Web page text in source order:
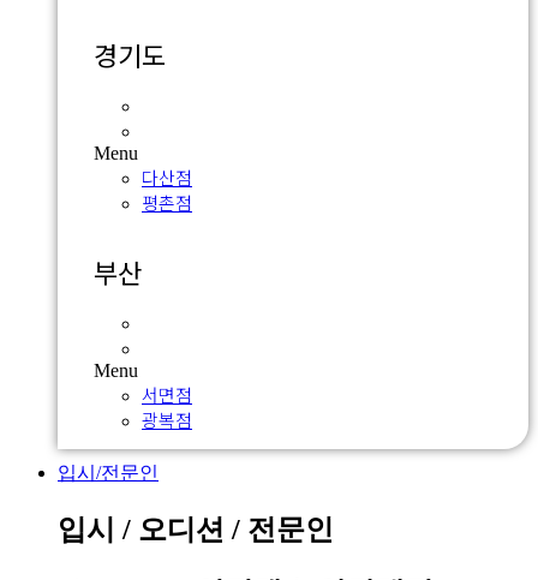
경기도
Menu
다산점
평촌점
부산
Menu
서면점
광복점
입시/전문인
입시 / 오디션 / 전문인